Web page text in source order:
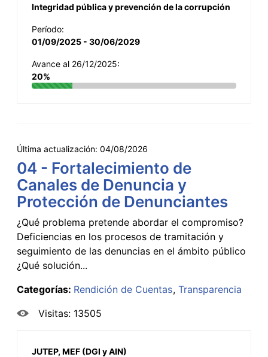
Integridad pública y prevención de la corrupción
Período:
01/09/2025 - 30/06/2029
Avance al 26/12/2025:
20%
Última actualización: 04/08/2026
04 - Fortalecimiento de
Canales de Denuncia y
Protección de Denunciantes
¿Qué problema pretende abordar el compromiso?
Deficiencias en los procesos de tramitación y
seguimiento de las denuncias en el ámbito público
¿Qué solución...
Categorías: Rendición de Cuentas Transparencia
Visitas: 13505
JUTEP, MEF (DGI y AIN)